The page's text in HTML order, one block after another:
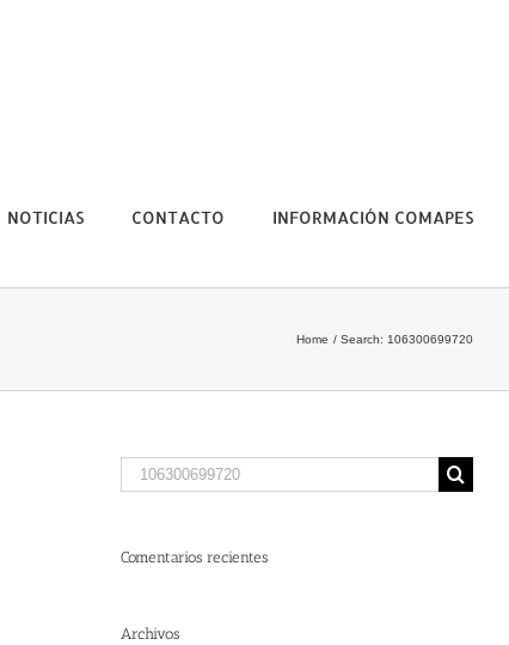
NOTICIAS CONTACTO INFORMACIÓN COMAPES
Home Search: 106300699720
Search
for:
Comentarios recientes
Archivos